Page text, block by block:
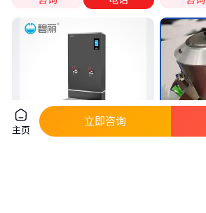
主页
立即咨询